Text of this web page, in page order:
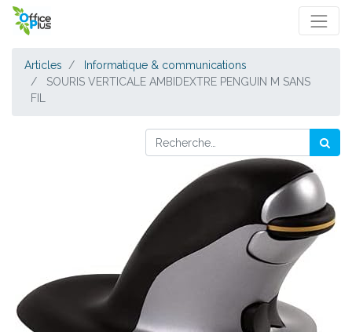
Articles
Informatique & communications
SOURIS VERTICALE AMBIDEXTRE PENGUIN M SANS
FIL